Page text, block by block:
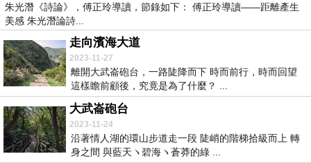
朱光潛《詩論》，傅正玲導讀，節錄如下： 傅正玲導讀――距離產生
美感 朱光潛論詩...
走向濱海大道
2023-11-27
離開大武崙砲台，一路陡降而下 時而前行，時而回望
這樣瞻前顧後，究竟是為了什麼？ ...
大武崙砲台
2023-11-24
沿著情人湖的環山步道走一段 陡峭的階梯拾級而上 轉
身之間 與藍天ヽ碧海ヽ蒼莽的綠 ...